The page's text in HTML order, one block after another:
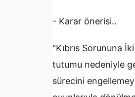
- Karar önerisi..
"Kıbrıs Sorununa
tutumu nedeniyle
sürecini